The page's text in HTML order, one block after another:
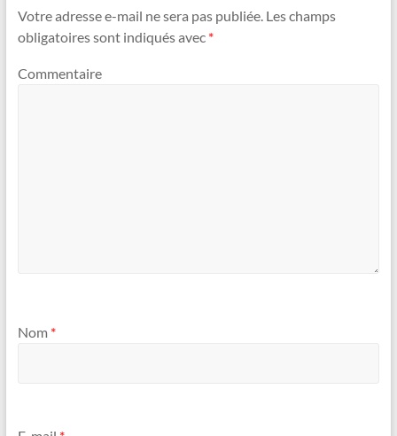
Votre adresse e-mail ne sera pas publiée. Les champs
obligatoires sont indiqués avec *
Commentaire
Nom *